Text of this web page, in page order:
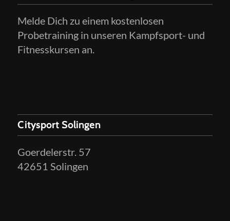
Melde Dich zu einem kostenlosen
Probetraining in unseren Kampfsport- und
Fitnesskursen an.
Citysport Solingen
Goerdelerstr. 57
42651 Solingen